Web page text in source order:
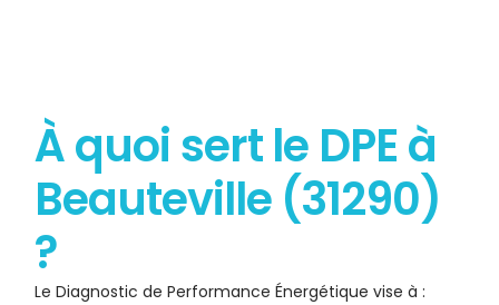
À quoi sert le DPE à
Beauteville (31290)
?
Le Diagnostic de Performance Énergétique vise à :